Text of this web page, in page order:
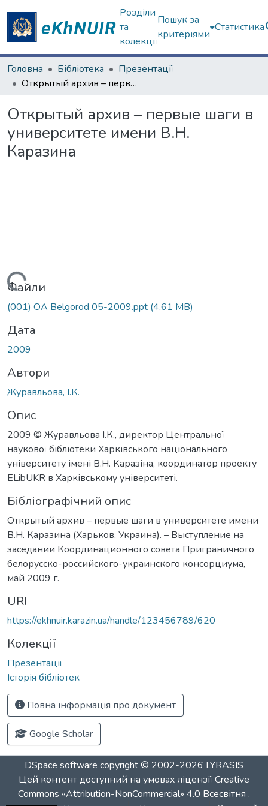
Розділи
та
колекції
Пошук за
критеріями
Статистика
Головна Бібліотека
Презентації
Открытый архив – первые шаги в университете имени В.Н. Каразина
Открытый архив – первые шаги в
университете имени В.Н.
Каразина
Вантажиться...
Файли
(001) OA Belgorod 05-2009.ppt (4,61 MB)
Дата
2009
Автори
Журавльова, І.К.
Опис
2009 © Журавльова І.К., директор Центральної
наукової бібліотеки Харківського національного
університету імені В.Н. Каразіна, координатор проекту
ELibUKR в Харківському університеті.
Бібліографічний опис
Открытый архив – первые шаги в университете имени
В.Н. Каразина (Харьков, Украина). – Выступление на
заседании Координационного совета Приграничного
белорусско-российского-украинского консорциума,
май 2009 г.
URI
https://ekhnuir.karazin.ua/handle/123456789/620
Колекції
Презентації
Історія бібліотек
Повна інформація про документ
Google Scholar
DSpace software copyright © 2002-2026 LYRASIS
Цей контент доступний на умовах ліцензіїCreative
Commons «Attribution-NonCommercial» 4.0 Всесвітня .